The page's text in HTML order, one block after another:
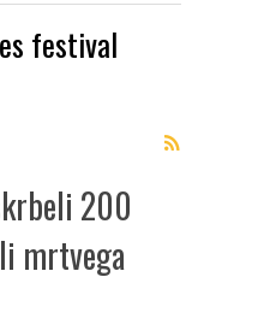
festival
200
mrtvega